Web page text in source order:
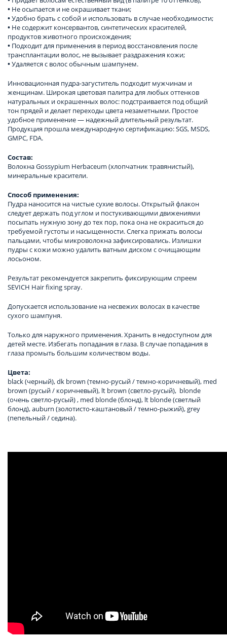
• Не осыпается и не окрашивает ткани;
•Удобно брать с собой и использовать в случае необходимости;
• Не содержит консервантов, синтетических красителей,
продуктов животного происхождения;
• Подходит для применения в период восстановления после
трансплантации волос, не вызывает раздражения кожи;
•Удаляется с волос обычным шампунем.
Инновационная пудра-загуститель подходит мужчинам и
женщинам. Широкая цветовая палитра для любых оттенков
натуральных и окрашенных волос: подстраивается под общий
тон прядей и делает переходы цвета незаметными. Простое
удобное применение — надежный длительный результат.
Продукция прошла международную сертификацию: SGS, MSDS,
GMPC, FDA.
Состав:
Волокна Gossypium Herbaceum (хлопчатник травянистый),
минеральные красители.
Способ применения:
Пудра наносится на чистые сухие волосы. Открытый флакон
следует держать под углом и постукивающими движениями
посыпать нужную зону до тех пор, пока она не окраситься до
требуемой густоты и насыщенности. Слегка прижать волосы
пальцами, чтобы микроволокна зафиксировались. Излишки
пудры с кожи можно удалить ватным диском с очищающим
лосьоном.
Результат рекомендуется закрепить фиксирующим спреем
SEVICH Hair fixing spray.
Допускается использование на несвежих волосах в качестве
сухого шампуня.
Только для наружного применения. Хранить в недоступном для
детей месте. Избегать попадания в глаза. В случае попадания в
глаза промыть большим количеством воды.
Цвета:
black (черный), dk brown (темно-русый / темно-коричневый), med
brown (русый / коричневый), lt brown (светло-русый), blonde
(очень светло-русый) , med blonde (блонд), lt blonde (светлый
блонд), auburn (золотисто-каштановый / темно-рыжий), grey
(пепельный / седина).